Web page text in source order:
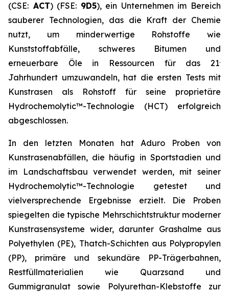
(CSE: ACT) (FSE: 9D5), ein Unternehmen im Bereich
sauberer Technologien, das die Kraft der Chemie
nutzt, um minderwertige Rohstoffe wie
Kunststoffabfälle, schweres Bitumen und
erneuerbare Öle in Ressourcen für das 21.
Jahrhundert umzuwandeln, hat die ersten Tests mit
Kunstrasen als Rohstoff für seine proprietäre
Hydrochemolytic™-Technologie (HCT) erfolgreich
abgeschlossen.
In den letzten Monaten hat Aduro Proben von
Kunstrasenabfällen, die häufig in Sportstadien und
im Landschaftsbau verwendet werden, mit seiner
Hydrochemolytic™-Technologie getestet und
vielversprechende Ergebnisse erzielt. Die Proben
spiegelten die typische Mehrschichtstruktur moderner
Kunstrasensysteme wider, darunter Grashalme aus
Polyethylen (PE), Thatch-Schichten aus Polypropylen
(PP), primäre und sekundäre PP-Trägerbahnen,
Restfüllmaterialien wie Quarzsand und
Gummigranulat sowie Polyurethan-Klebstoffe zur